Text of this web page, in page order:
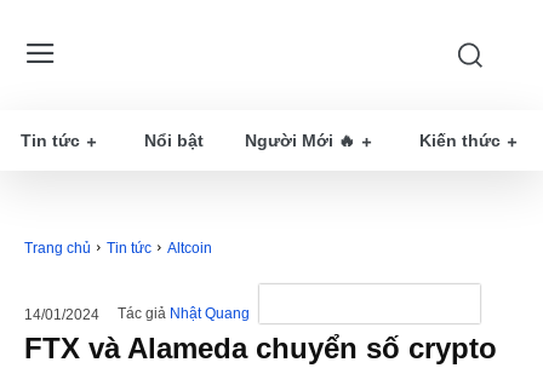
Tin tức Nổi bật Người Mới 🔥 Kiến thức
Trang chủ Tin tức Altcoin
14/01/2024 Tác giả Nhật Quang
FTX và Alameda chuyển số crypto